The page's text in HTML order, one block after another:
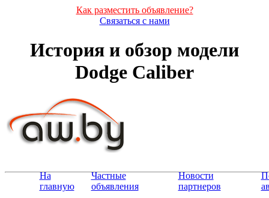
Как разместить объявление?
Связаться с нами
История и обзор модели
Dodge Caliber
На
главную
Частные
объявления
Новости
партнеров